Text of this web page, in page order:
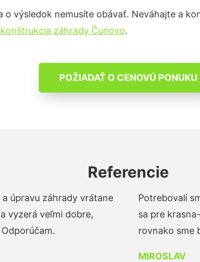
o výsledok nemusíte obávať. Neváhajte a
záhrady Čunovo.
POŽIADAŤ O CENOVÚ PONUKU
Referencie
úpravu záhrady vrátane
vyzerá veľmi dobre,
Potrebovali
sa pre
rovnako sme
MIROSLAV